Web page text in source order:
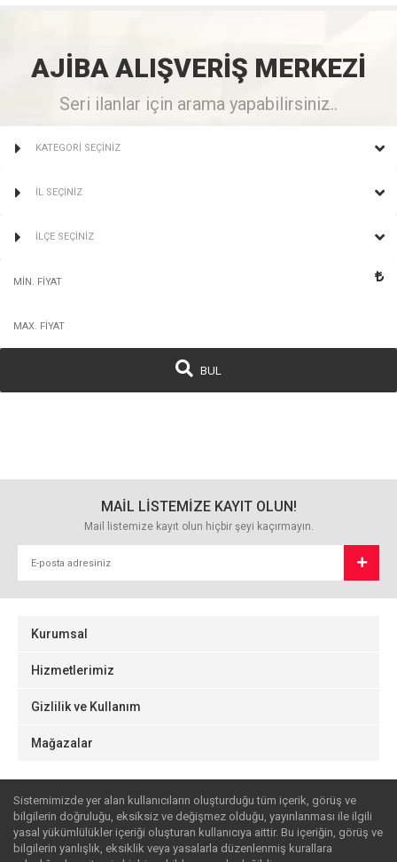
AJİBA ALIŞVERİŞ MERKEZİ
Seri ilanlar için arama yapabilirsiniz..
KATEGORİ SEÇİNİZ
İL SEÇİNİZ
İLÇE SEÇİNİZ
BUL
MAİL LİSTEMİZE KAYIT OLUN!
Mail listemize kayıt olun hiçbir şeyi kaçırmayın.
Kurumsal
Hizmetlerimiz
Gizlilik ve Kullanım
Mağazalar
Sistemimizde yer alan kullanıcıların oluşturduğu tüm içerik, görüş ve
bilgilerin doğruluğu, eksiksiz ve değişmez olduğu, yayınlanması ile ilgili
yasal yükümlülükler içeriği oluşturan kullanıcıya aittir. Bu içeriğin, görüş ve
bilgilerin yanlışlık, eksiklik veya yasalarla düzenlenmiş kurallara